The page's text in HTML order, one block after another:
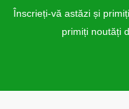
Înscrieți-vă astăzi și
primiți noutăți